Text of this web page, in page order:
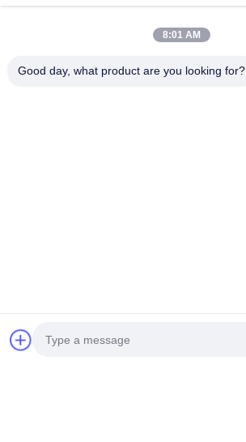
Perfil de la empresa
8:01 AM
Good day, what product are you looking for?